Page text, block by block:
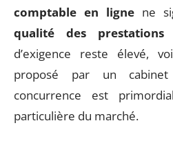
comptable en ligne ne
qualité des prestations
d’exigence reste élevé,
proposé par un
concurrence est
particulière du marché.